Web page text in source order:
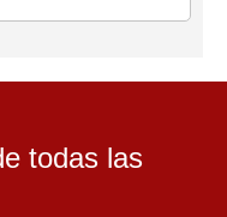
todas las